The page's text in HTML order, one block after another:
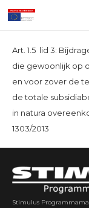
Art. 1.5 lid 3:
die gewoonlijk op
en voor zover de
de totale
in natura
1303/2013
Stimulus